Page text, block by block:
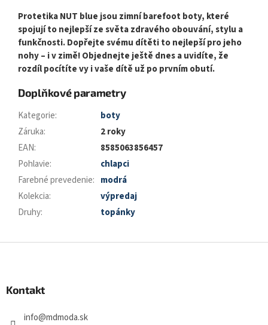
Protetika NUT blue jsou zimní barefoot boty, které
spojují to nejlepší ze světa zdravého obouvání, stylu a
funkčnosti. Dopřejte svému dítěti to nejlepší pro jeho
nohy – i v zimě! Objednejte ještě dnes a uvidíte, že
rozdíl pocítíte vy i vaše dítě už po prvním obutí.
Doplňkové parametry
Kategorie:
boty
Záruka:
2 roky
EAN:
8585063856457
Pohlavie:
chlapci
Farebné prevedenie: modrá
Kolekcia:
výpredaj
Druhy: topánky
Kontakt
info@mdmoda.sk